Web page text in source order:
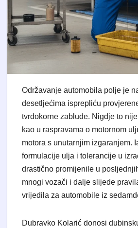
Održavanje automobila polje je
desetljećima isprepliću
tvrdokorne zablude. Nigdje to
kao u raspravama o motornom
motora s unutarnjim izgaranjem.
formulacije ulja i tolerancije u
drastično promijenile u
mnogi vozači i dalje slijede
vrijedila za automobile iz
Dubravko Kolarić donosi